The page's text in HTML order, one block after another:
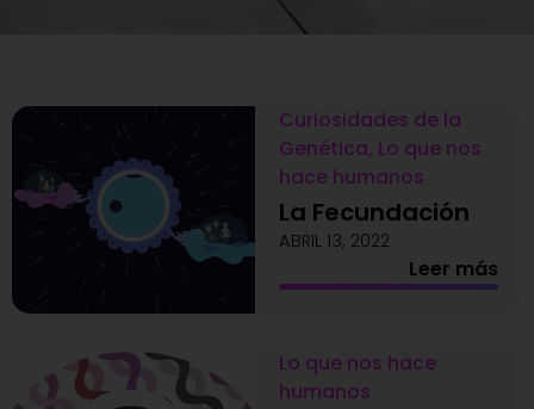
Curiosidades de la
Genética, Lo que nos
hace humanos
La Fecundación
ABRIL 13, 2022
Leer más
Lo que nos hace
humanos